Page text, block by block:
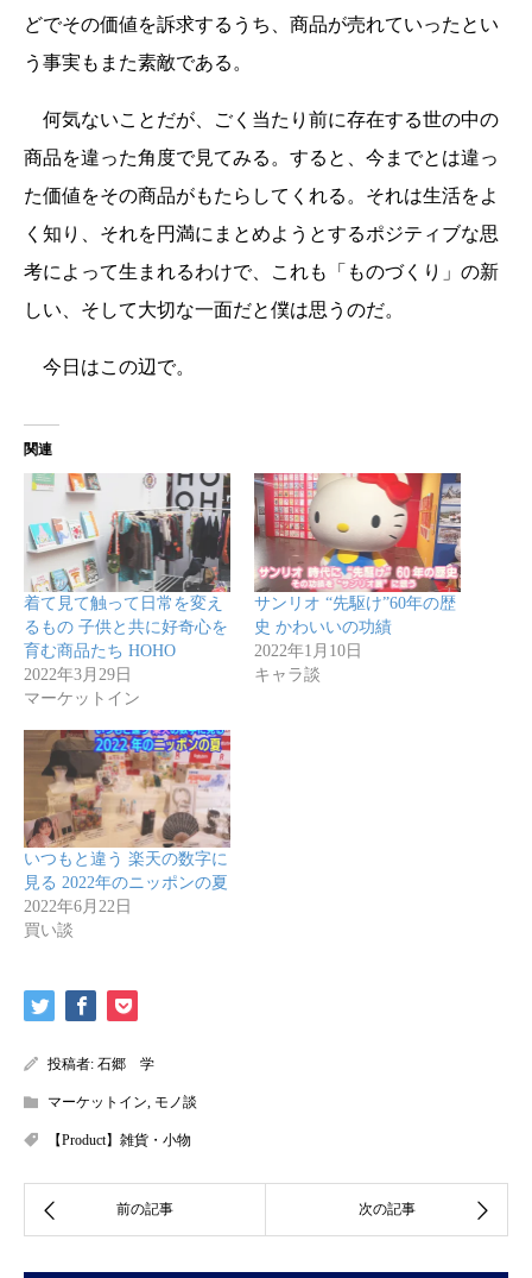
どでその価値を訴求するうち、商品が売れていったとい
う事実もまた素敵である。
何気ないことだが、ごく当たり前に存在する世の中の
商品を違った角度で見てみる。すると、今までとは違っ
た価値をその商品がもたらしてくれる。それは生活をよ
く知り、それを円満にまとめようとするポジティブな思
考によって生まれるわけで、これも「ものづくり」の新
しい、そして大切な一面だと僕は思うのだ。
今日はこの辺で。
関連
着て見て触って日常を変え
るもの 子供と共に好奇心を
育む商品たち HOHO
2022年3月29日
マーケットイン
サンリオ “先駆け”60年の歴
史 かわいいの功績
2022年1月10日
キャラ談
いつもと違う 楽天の数字に
見る 2022年のニッポンの夏
2022年6月22日
買い談
投稿者: 石郷 学
マーケットイン, モノ談
【Product】雑貨・小物